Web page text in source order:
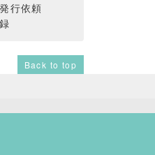
行依頼
Back to top